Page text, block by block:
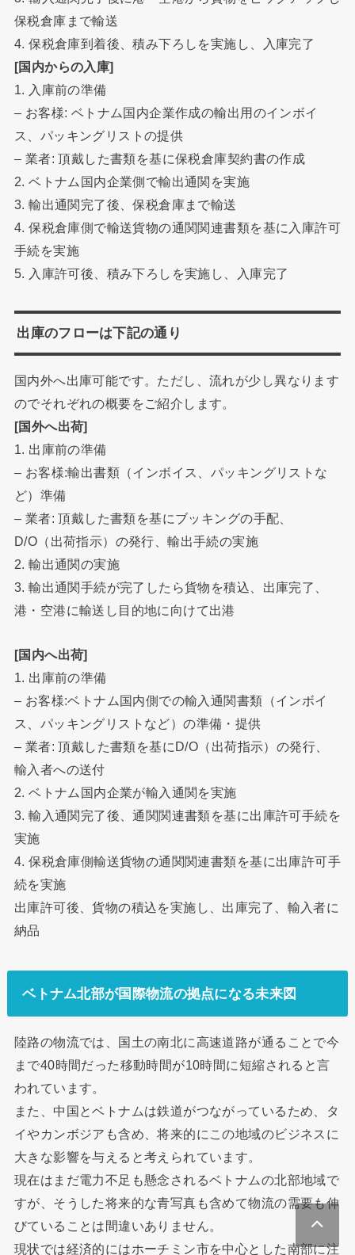
保税倉庫まで輸送
4. 保税倉庫到着後、積み下ろしを実施し、入庫完了
[国内からの入庫]
1. 入庫前の準備
– お客様: ベトナム国内企業作成の輸出用のインボイ
ス、パッキングリストの提供
– 業者: 頂戴した書類を基に保税倉庫契約書の作成
2. ベトナム国内企業側で輸出通関を実施
3. 輸出通関完了後、保税倉庫まで輸送
4. 保税倉庫側で輸送貨物の通関関連書類を基に入庫許可
手続を実施
5. 入庫許可後、積み下ろしを実施し、入庫完了
出庫のフローは下記の通り
国内外へ出庫可能です。ただし、流れが少し異なります
のでそれぞれの概要をご紹介します。
[国外へ出荷]
1. 出庫前の準備
– お客様:輸出書類（インボイス、パッキングリストな
ど）準備
– 業者: 頂戴した書類を基にブッキングの手配、
D/O（出荷指示）の発行、輸出手続の実施
2. 輸出通関の実施
3. 輸出通関手続が完了したら貨物を積込、出庫完了、
港・空港に輸送し目的地に向けて出港
[国内へ出荷]
1. 出庫前の準備
– お客様:ベトナム国内側での輸入通関書類（インボイ
ス、パッキングリストなど）の準備・提供
– 業者: 頂戴した書類を基にD/O（出荷指示）の発行、
輸入者への送付
2. ベトナム国内企業が輸入通関を実施
3. 輸入通関完了後、通関関連書類を基に出庫許可手続を
実施
4. 保税倉庫側輸送貨物の通関関連書類を基に出庫許可手
続を実施
出庫許可後、貨物の積込を実施し、出庫完了、輸入者に
納品
ベトナム北部が国際物流の拠点になる未来図
陸路の物流では、国土の南北に高速道路が通ることで今
まで40時間だった移動時間が10時間に短縮されると言
われています。
また、中国とベトナムは鉄道がつながっているため、タ
イやカンボジアも含め、将来的にこの地域のビジネスに
大きな影響を与えると考えられています。
現在はまだ電力不足も懸念されるベトナムの北部地域で
すが、そうした将来的な青写真も含めて物流の需要も伸
びていることは間違いありません。
現状では経済的にはホーチミン市を中心とした南部に注